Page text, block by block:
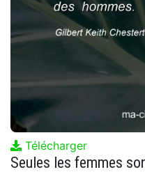
Télécharger